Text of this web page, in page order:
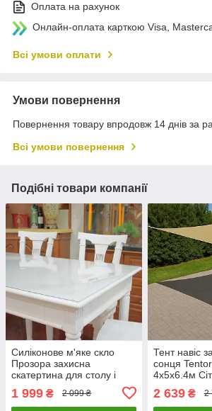
Оплата на рахунок
Онлайн-оплата карткою Visa,
Всі умови оплати
Умови повернення
Повернення товару впродовж 14 днів за
Всі умови повернення
Подібні товари компанії
Силіконове м'яке скло
Прозора захисна
скатертина для столу і
(2.3х1.0м) товщина 1.5 мм
1 999 ₴ 2 099 ₴
Тент навіс
сонця
4х5х6.4м
2 639₴ 2